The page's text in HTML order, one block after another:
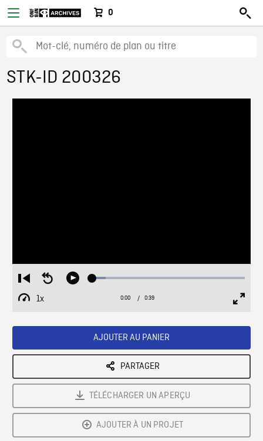
0
STK-ID 200326
Restart
from
beginning
Seek
Play Loaded:
1x
Playback
Current
0:00 / Duration
0:39
AJOUTER AU PANIER
PARTAGER
TÉLÉCHARGER UN APERÇU
AJOUTER À UN PROJET